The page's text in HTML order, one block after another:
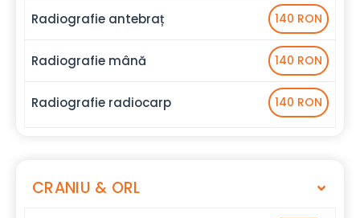
Radiografie antebraț 140 RON
Radiografie mână 140 RON
Radiografie radiocarp 140 RON
CRANIU & ORL